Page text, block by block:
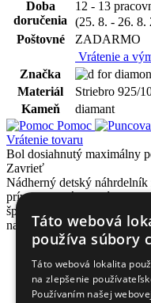
Doba
doručenia
12 - 13
(25. 8. - 26. 8.
Poštovné
ZADARMO
Vrátenie a
Značka
Materiál
Striebro 925/
Kameň
diamant
Pomoc
Vrátenie tovaru
Bol dosiahnutý maximálny
Zavrieť
Nádherný detský
prívesok). Náhrdelník je
šperk prichádza v
najmenších.
Váha(g):
Dĺžka:
Šírka:
Výška:
Táto webová
používa súbory
Táto webová lokalita
na zlepšenie
Používaním našej